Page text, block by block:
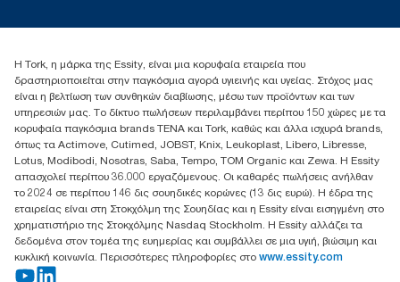
+302102705722
17th klm.National Road Athens-Lamia &2 Kalamatas
14564 N.Kifissia, Athens-Greece
Mob: +306932474930 (για Ελλάδα & Κύπρο)
Η Tork, η μάρκα της Essity, είναι μια κορυφαία εταιρεία που
δραστηριοποιείται στην παγκόσμια αγορά υγιεινής και υγείας. Στόχος μας
είναι η βελτίωση των συνθηκών διαβίωσης, μέσω των προϊόντων και των
υπηρεσιών μας. Το δίκτυο πωλήσεων περιλαμβάνει περίπου 150 χώρες με τα
κορυφαία παγκόσμια brands TENA και Tork, καθώς και άλλα ισχυρά brands,
όπως τα Actimove, Cutimed, JOBST, Knix, Leukoplast, Libero, Libresse,
Lotus, Modibodi, Nosotras, Saba, Tempo, TOM Organic και Zewa. Η Essity
απασχολεί περίπου 36.000 εργαζόμενους. Οι καθαρές πωλήσεις ανήλθαν
το 2024 σε περίπου 146 δις σουηδικές κορώνες (13 δις ευρώ). Η έδρα της
εταιρείας είναι στη Στοκχόλμη της Σουηδίας και η Essity είναι εισηγμένη στο
χρηματιστήριο της Στοκχόλμης Nasdaq Stockholm. Η Essity αλλάζει τα
δεδομένα στον τομέα της ευημερίας και συμβάλλει σε μια υγιή, βιώσιμη και
κυκλική κοινωνία. Περισσότερες πληροφορίες στο www.essity.com